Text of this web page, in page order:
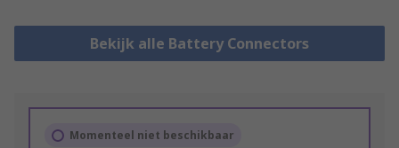
Bekijk alle Battery Connectors
Momenteel niet beschikbaar